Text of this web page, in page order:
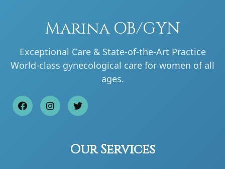
Marina OB/GYN
Exceptional Care & State-of-the-Art Practice
World-class gynecological care for women of all
ages.
Our Services